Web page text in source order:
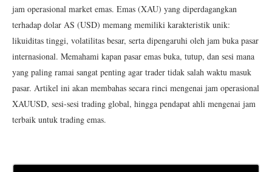
jam operasional market emas. Emas (XAU) yang diperdagangkan
terhadap dolar AS (USD) memang memiliki karakteristik unik:
likuiditas tinggi, volatilitas besar, serta dipengaruhi oleh jam buka pasar
internasional. Memahami kapan pasar emas buka, tutup, dan sesi mana
yang paling ramai sangat penting agar trader tidak salah waktu masuk
pasar. Artikel ini akan membahas secara rinci mengenai jam operasional
XAUUSD, sesi-sesi trading global, hingga pendapat ahli mengenai jam
terbaik untuk trading emas.